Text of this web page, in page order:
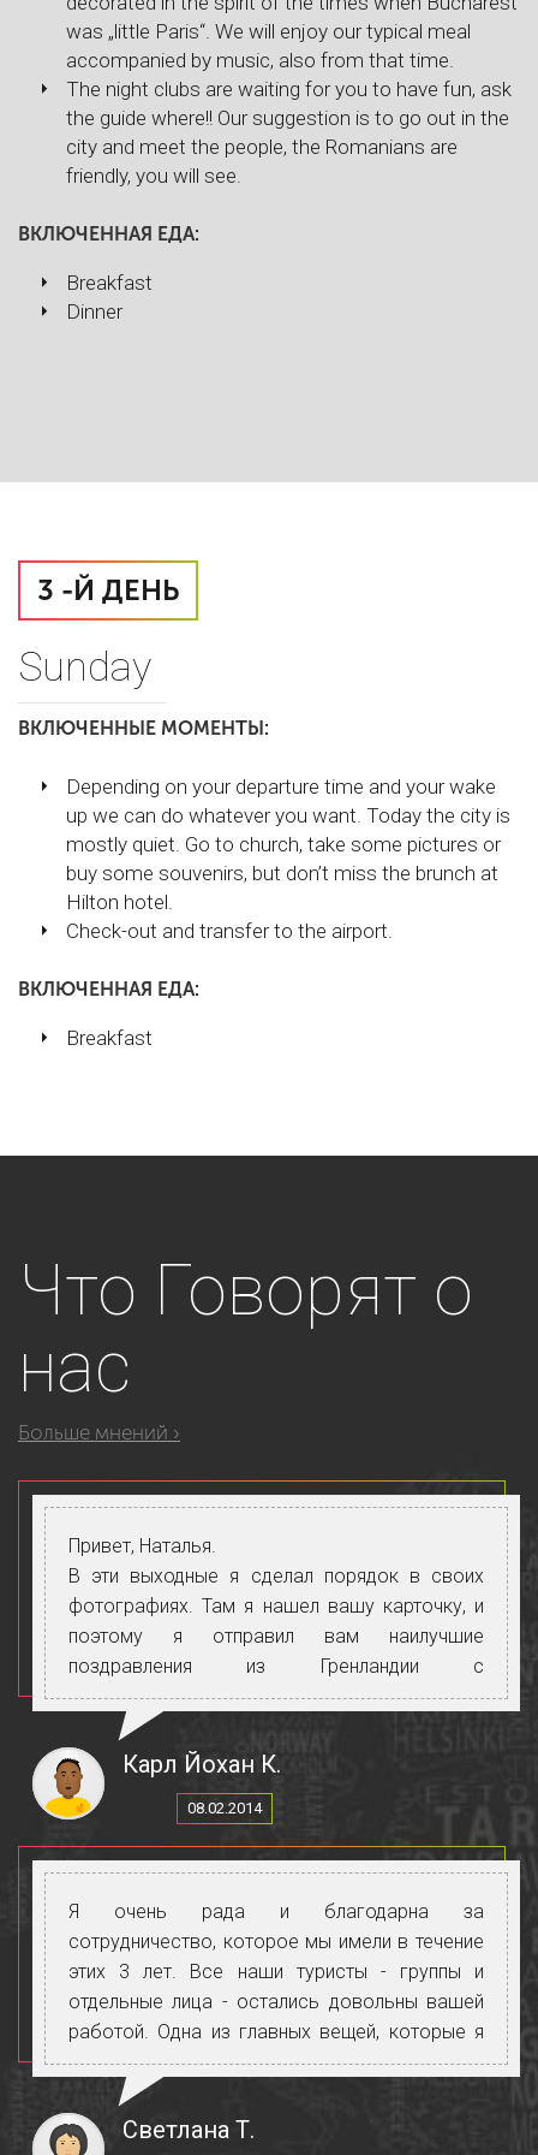
was „little Paris“. We will enjoy our typical meal
accompanied by music, also from that time.
The night clubs are waiting for you to have fun, ask
the guide where!! Our suggestion is to go out in the
city and meet the people, the Romanians are
friendly, you will see.
ВКЛЮЧЕННАЯ ЕДА:
Breakfast
Dinner
3 -Й ДЕНЬ
Sunday
ВКЛЮЧЕННЫЕ МОМЕНТЫ:
Depending on your departure time and your wake
up we can do whatever you want. Today the city is
mostly quiet. Go to church, take some pictures or
buy some souvenirs, but don’t miss the brunch at
Hilton hotel.
Check-out and transfer to the airport.
ВКЛЮЧЕННАЯ ЕДА:
Breakfast
Что Говорят о
нас
Больше мнений ›
Привет, Наталья.
В эти выходные я сделал порядок в своих
фотографиях. Там я нашел вашу карточку, и
поэтому я отправил вам наилучшие
поздравления из Гренландии с
благодарностью за ваше руководство во
время моего пребывания в Молдове в конце
сентября. Для меня было большим опытом
посетить вашу страну, о которой у меня
сложилось хорошее впечатление, даже если
я провел там всего несколько дней.
Карл Йохан К.
08.02.2014
Я очень рада и благодарна за
сотрудничество, которое мы имели в течение
этих 3 лет. Все наши туристы - группы и
отдельные лица - остались довольны вашей
работой. Одна из главных вещей, которые я
ценю в вас, заключается в следующем: не
имеет значения, к какой категории относятся
клиенты - туристы, VIP, правительственные
Светлана Т.